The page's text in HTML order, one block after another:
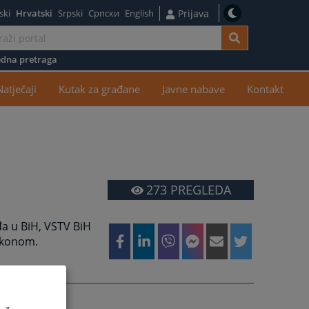
Hrvatski Srpski Српски English Prijava
pretraga
Kutak za građane Javne nabave Kontakt
BiH, VSTV BiH
273 PREGLEDA